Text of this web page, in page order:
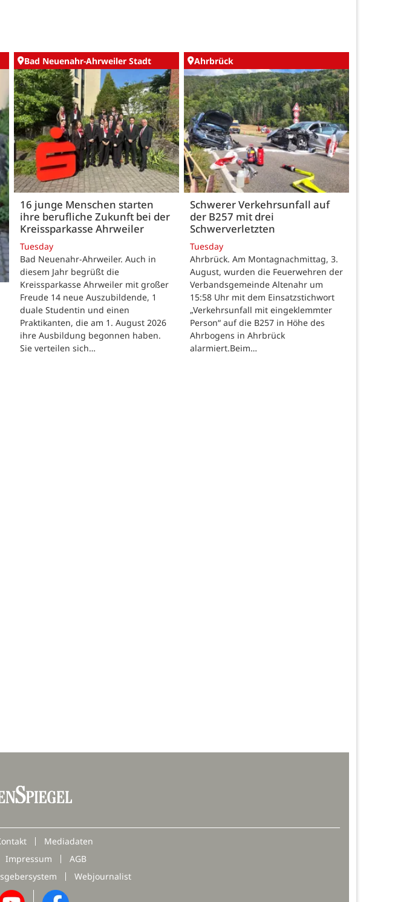
Bad Neuenahr-Ahrweiler Stadt
16 junge Menschen starten
ihre berufliche Zukunft bei der
Kreissparkasse Ahrweiler
Tuesday
Bad Neuenahr-Ahrweiler. Auch in
diesem Jahr begrüßt die
Kreissparkasse Ahrweiler mit großer
Freude 14 neue Auszubildende, 1
duale Studentin und einen
Praktikanten, die am 1. August 2026
ihre Ausbildung begonnen haben.
Sie verteilen sich…
Ahrbrück
Schwerer Verkehrsunfall auf
der B257 mit drei
Schwerverletzten
Tuesday
Ahrbrück. Am Montagnachmittag, 3.
August, wurden die Feuerwehren der
Verbandsgemeinde Altenahr um
15:58 Uhr mit dem Einsatzstichwort
„Verkehrsunfall mit eingeklemmter
Person“ auf die B257 in Höhe des
Ahrbogens in Ahrbrück
alarmiert.Beim…
Mediadaten
Impressum
AGB
Webjournalist